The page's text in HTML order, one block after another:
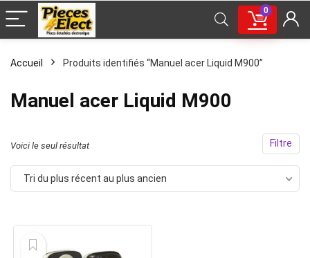
0
Accueil Produits identifiés “Manuel acer Liquid M900”
Manuel acer Liquid M900
Filtre
Voici le seul résultat
Tri du plus récent au plus ancien